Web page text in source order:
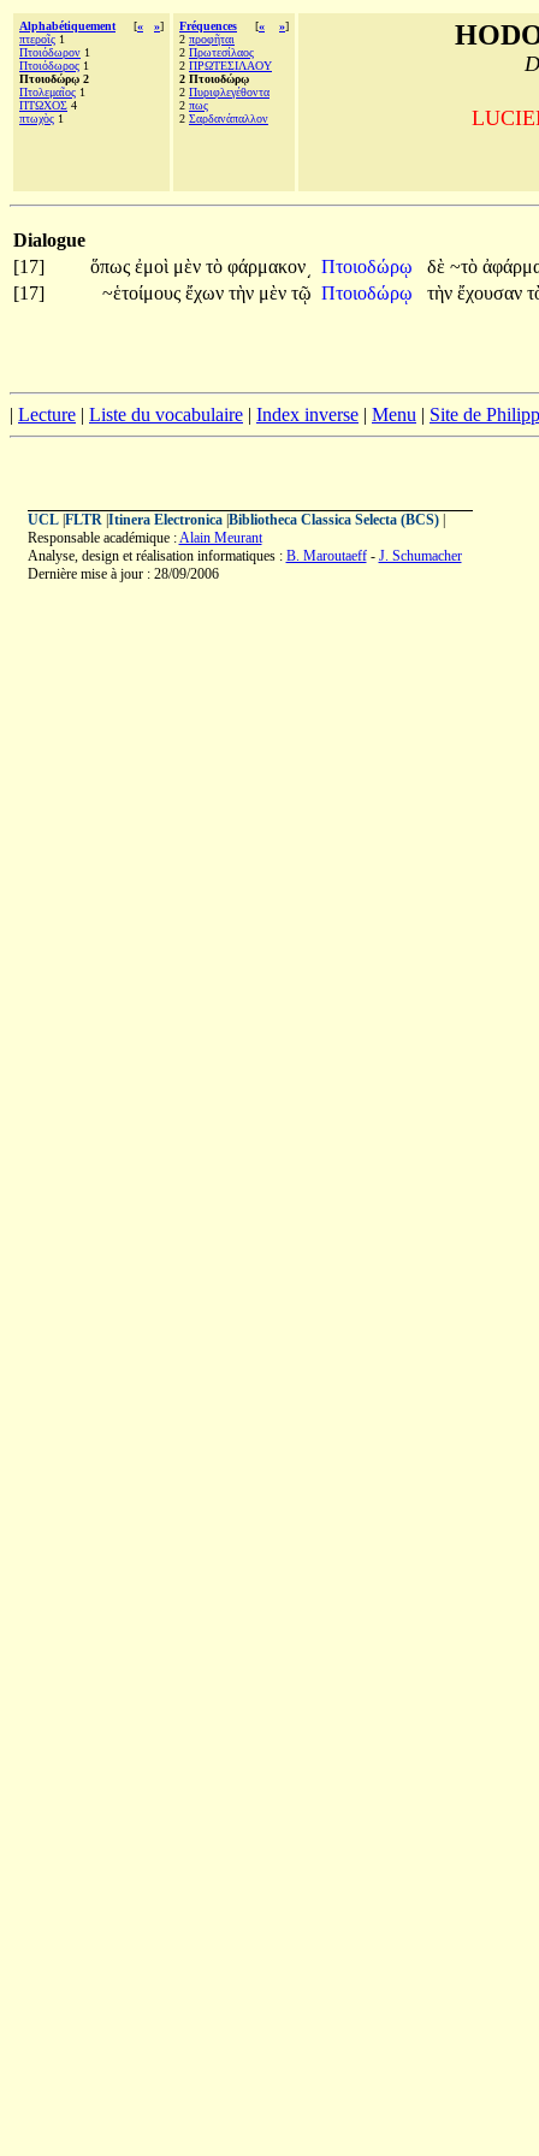
Alphabétiquement [« »]
πτεροῖς 1
Πτοιόδωρον 1
Πτοιόδωρος 1
Πτοιοδώρῳ 2
Πτολεμαῖος 1
ΠΤΩΧΟΣ 4
πτωχὸς 1
Fréquences [« »]
2 προφῆται
2 Πρωτεσίλαος
2 ΠΡΩΤΕΣΙΛΑΟΥ
2 Πτοιοδώρῳ
2 Πυριφλεγέθοντα
2 πως
2 Σαρδανάπαλλον
Dialogue
[17]
ὅπως ἐμοὶ μὲν τὸ φάρμακον͵ Πτοιοδώρῳ δὲ ~τὸ
[17]
~ἑτοίμους ἔχων τὴν μὲν τῷ Πτοιοδώρῳ τὴν ἔχουσαν
| Lecture | Liste du vocabulaire | Index inverse | Menu | Site de
UCL| FLTR| Itinera Electronica| Bibliotheca Classica Selecta (BCS)|
Responsable académique :Alain Meurant
Analyse, design et réalisation informatiques : B. Maroutaeff- J. Schumacher
Dernière mise à jour : 28/09/2006